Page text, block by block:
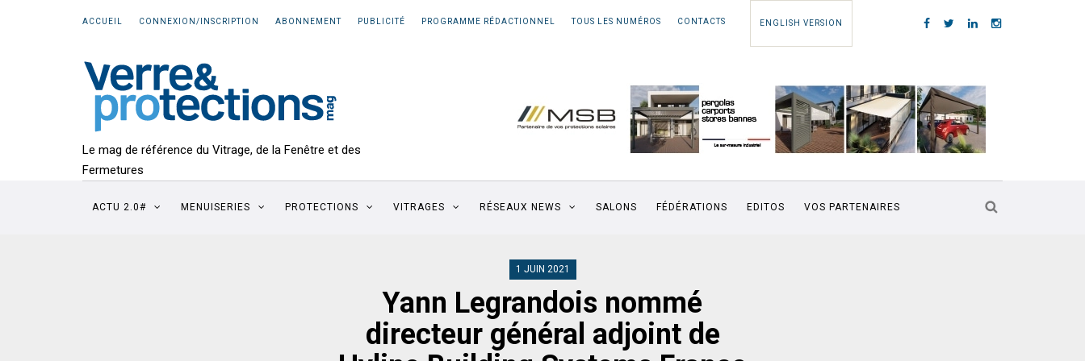
ACCUEIL CONNEXION/INSCRIPTION ABONNEMENT PUBLICITÉ PROGRAMME RÉDACTIONNEL TOUS LES NUMÉROS CONTACTS ENGLISH VERSION
Le mag de référence du Vitrage, de la Fenêtre et des
Fermetures
ACTU 2.0# MENUISERIES PROTECTIONS VITRAGES RÉSEAUX NEWS SALONS FÉDÉRATIONS EDITOS VOS PARTENAIRES
1 JUIN 2021
Yann Legrandois nommé
directeur général adjoint de